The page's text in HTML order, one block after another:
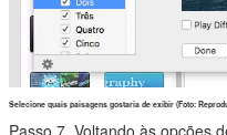
Selecione quais paisagens gostaria de exibir (Foto:
Passo 7. Voltando às opções